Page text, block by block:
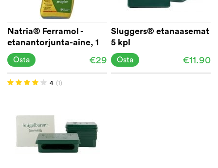
Natria® Ferramol -
etanantorjunta-aine, 1
kg / 300 m2
€29
Osta
Sluggers® etanaasemat
5 kpl
€11.90
Osta
4 (1)